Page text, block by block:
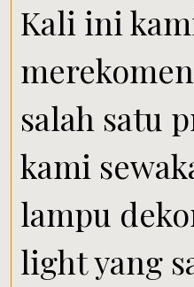
Kali ini
salah satu
kami
lampu
light yang